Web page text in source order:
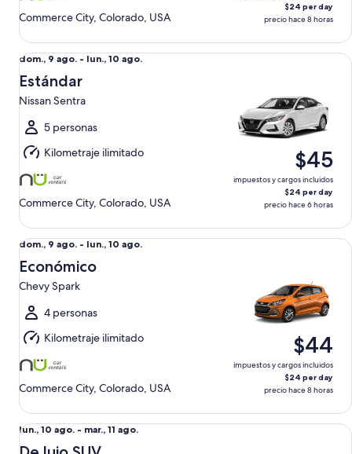
Commerce City, Colorado, USA
$24 per day
precio hace 8 horas
Del
dom.,
9
ago.
al
lun.,
10
ago.
dom., 9 ago. - lun., 10 ago.
Estándar
Nissan Sentra
5 personas
Kilometraje ilimitado
Commerce City, Colorado, USA
$45
impuestos y cargos incluidos
$24 per day
precio hace 6 horas
Estándar Nissan Sentra
Del
dom.,
9
ago.
al
lun.,
10
ago.
dom., 9 ago. - lun., 10 ago.
Económico
Chevy Spark
4 personas
Kilometraje ilimitado
Commerce City, Colorado, USA
$44
impuestos y cargos incluidos
$24 per day
precio hace 8 horas
Económico Chevy Spark
Del
lun.,
lun., 10 ago. - mar., 11 ago.
De lujo SUV BMW X1 xDrive AWD